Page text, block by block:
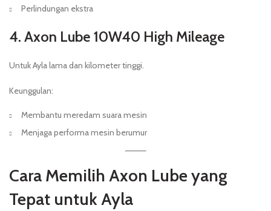
Perlindungan ekstra
4. Axon Lube 10W40 High Mileage
Untuk Ayla lama dan kilometer tinggi.
Keunggulan:
Membantu meredam suara mesin
Menjaga performa mesin berumur
Cara Memilih Axon Lube yang
Tepat untuk Ayla